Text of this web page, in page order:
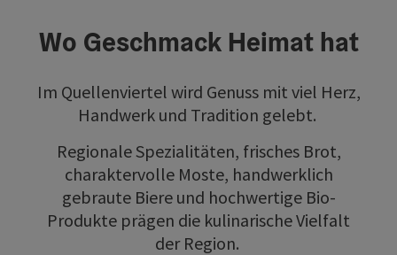
Wo Geschmack Heimat hat
Im Quellenviertel wird Genuss mit viel Herz,
Handwerk und Tradition gelebt.
Regionale Spezialitäten, frisches Brot,
charaktervolle Moste, handwerklich
gebraute Biere und hochwertige Bio-
Produkte prägen die kulinarische Vielfalt
der Region.